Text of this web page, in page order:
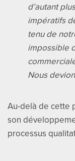
d’autant
impératifs
tenu de
impossible
Nous
Au-delà de cette
son
processus